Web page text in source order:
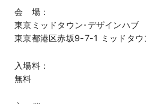
会 場：
東京ミッドタウン･デザインハブ
東京都港区赤坂9-7-1 ミッドタウ
入場料：
無料